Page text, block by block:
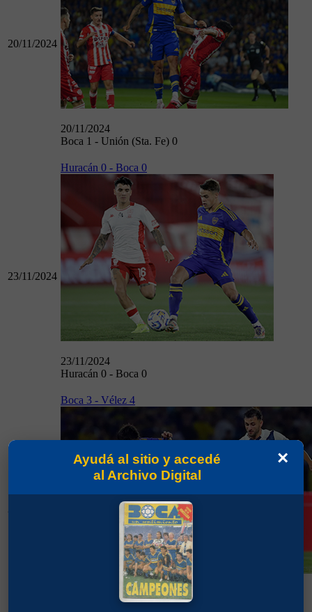
20/11/2024
20/11/2024
Boca 1 - Unión (Sta. Fe) 0
23/11/2024
Huracán 0 - Boca 0
23/11/2024
Huracán 0 - Boca 0
Boca 3 - Vélez 4
Boca 3 - Vélez 4
×
Ayudá al sitio y accedé
al Archivo Digital